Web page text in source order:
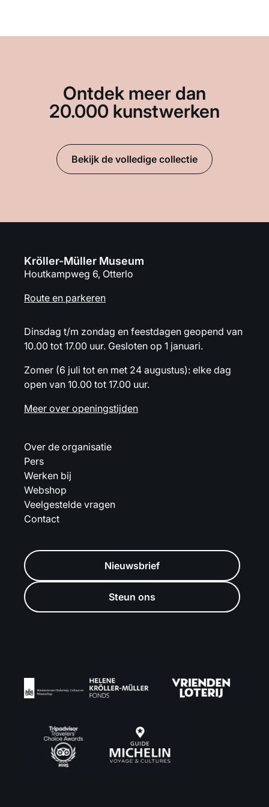
Ontdek meer dan
20.000 kunstwerken
Bekijk de volledige collectie
Kröller-Müller Museum
Houtkampweg 6, Otterlo
Route en parkeren
Dinsdag t/m zondag en feestdagen geopend van
10.00 tot 17.00 uur. Gesloten op 1 januari.
Zomer (6 juli tot en met 24 augustus): elke dag
open van 10.00 tot 17.00 uur.
Meer over openingstijden
Over de organisatie
Pers
Werken bij
Webshop
Veelgestelde vragen
Contact
Nieuwsbrief
Steun ons